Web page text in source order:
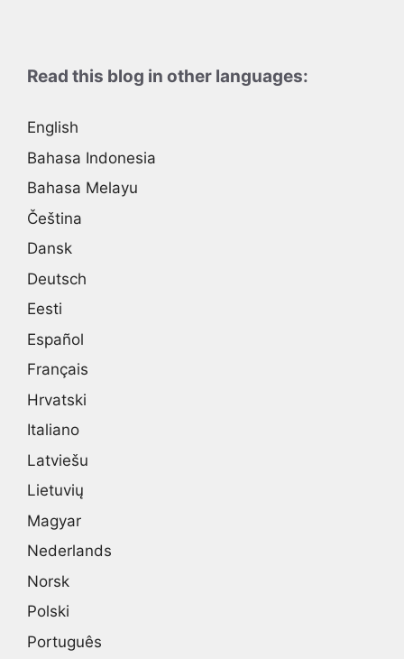
Read this blog in other languages:
English
Bahasa Indonesia
Bahasa Melayu
Čeština
Dansk
Deutsch
Eesti
Español
Français
Hrvatski
Italiano
Latviešu
Lietuvių
Magyar
Nederlands
Norsk
Polski
Português